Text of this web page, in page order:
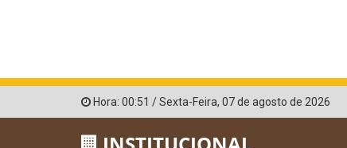
Hora: 00:51 /Sexta-Feira, 07 de agosto de 2026